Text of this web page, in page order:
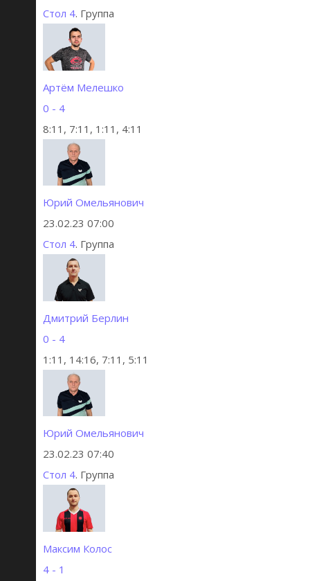
Стол 4. Группа
Артём Мелешко
0 - 4
8:11, 7:11, 1:11, 4:11
Юрий Омельянович
23.02.23 07:00
Стол 4. Группа
Дмитрий Берлин
0 - 4
1:11, 14:16, 7:11, 5:11
Юрий Омельянович
23.02.23 07:40
Стол 4. Группа
Максим Колос
4 - 1